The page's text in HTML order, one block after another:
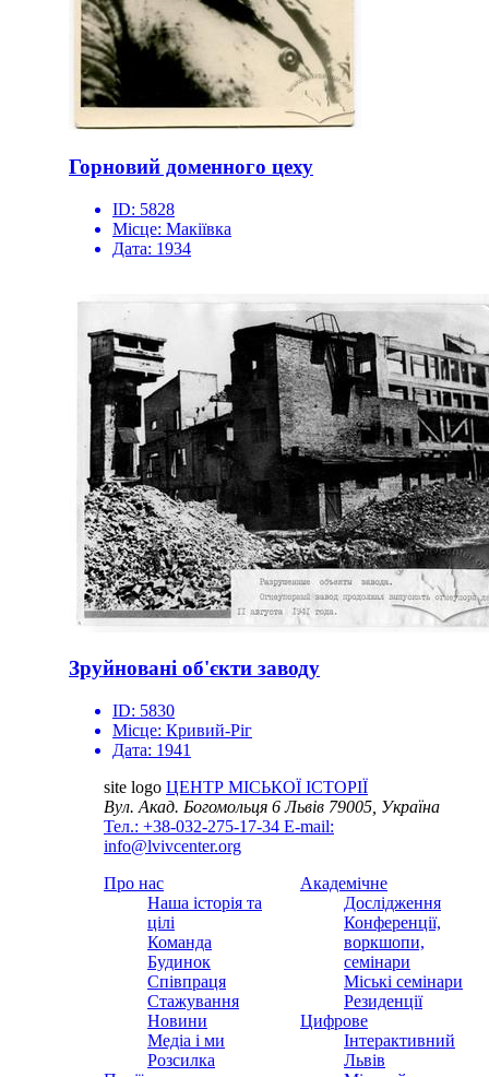
Горновий доменного цеху
ID: 5828
Місце: Макіївка
Дата: 1934
Зруйновані об'єкти заводу
ID: 5830
Місце: Кривий-Ріг
Дата: 1941
site logo ЦЕНТР МІСЬКОЇ ІСТОРІЇ
Вул. Акад. Богомольця 6Львів 79005, Україна
Тел.: +38-032-275-17-34 E-mail:
info@lvivcenter.org
Про нас
Наша історія та
цілі
Команда
Будинок
Співпраця
Стажування
Новини
Медіа і ми
Розсилка
Академічне
Дослідження
Конференції,
воркшопи,
семінари
Міські семінари
Резиденції
Цифрове
Інтерактивний
Львів